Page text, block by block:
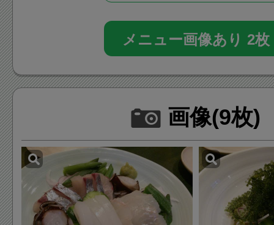
ミントソテー等があります。
メニュー画像あり 2枚
画像(9枚)